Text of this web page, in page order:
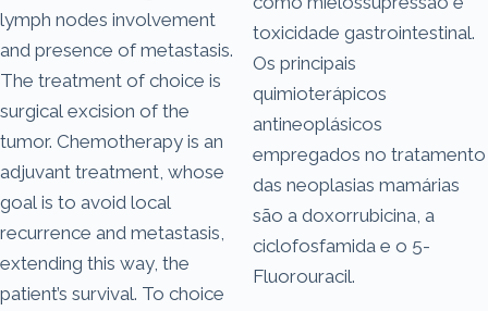
lymph nodes involvement
and presence of metastasis.
The treatment of choice is
surgical excision of the
tumor. Chemotherapy is an
adjuvant treatment, whose
goal is to avoid local
recurrence and metastasis,
extending this way, the
patient’s survival. To choice
toxicidade gastrointestinal.
Os principais
quimioterápicos
antineoplásicos
empregados no tratamento
das neoplasias mamárias
são a doxorrubicina, a
ciclofosfamida e o 5-
Fluorouracil.